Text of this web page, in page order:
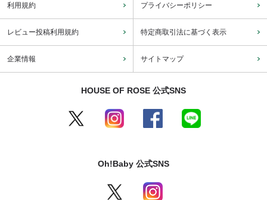
利用規約 プライバシーポリシー
レビュー投稿利用規約 特定商取引法に基づく表示
企業情報 サイトマップ
HOUSE OF ROSE 公式SNS
Oh!Baby 公式SNS